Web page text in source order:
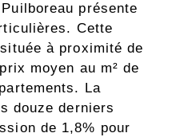
présente
Cette
à proximité de
moyen au m² de
La
douze derniers
de 1,8% pour